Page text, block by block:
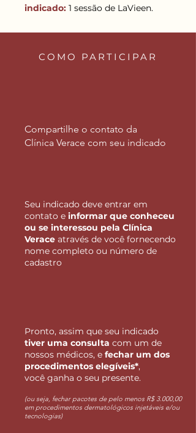
indicado: 1 sessão de LaVieen.
COMO PARTICIPAR
Compartilhe o contato da
Clínica Verace com seu indicado
Seu indicado deve entrar em
contato e informar que conheceu
ou se interessou pela Clínica
Verace através de você fornecendo
nome completo ou número de
cadastro
Pronto, assim que seu indicado
tiver uma consulta com um de
nossos médicos, e fechar um dos
procedimentos elegíveis*,
você ganha o seu presente.
(ou seja, fechar pacotes de pelo menos R$ 3.000,00
em procedimentos dermatológicos injetáveis e/ou
tecnologias)